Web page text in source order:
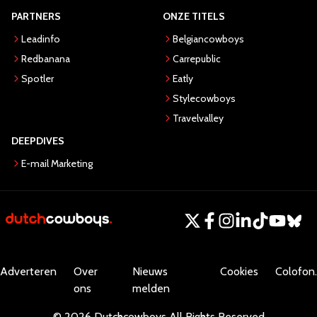
PARTNERS
Leadinfo
Redbanana
Spotler
ONZE TITELS
Belgiancowboys
Carrepublic
Eatly
Stylecowboys
Travelvalley
DEEPDIVES
E-mail Marketing
Adverteren
Over
ons
Nieuws
melden
Cookies Colofon.